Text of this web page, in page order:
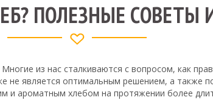
ПОЛЕЗНЫЕ
из нас сталкиваются с вопросом, как
не является оптимальным решением, а также
и ароматным хлебом на протяжении более